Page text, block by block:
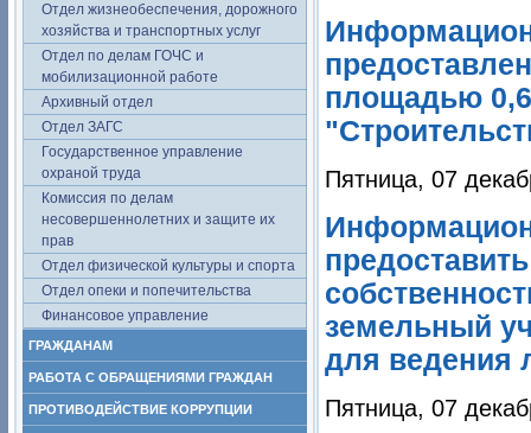
Отдел жизнеобеспечения, дорожного
хозяйства и транспортных услуг
Отдел по делам ГОЧС и
мобилизационной работе
Архивный отдел
Отдел ЗАГС
Государственное управление
охраной труда
Комиссия по делам
несовершеннолетних и защите их
прав
Отдел физической культуры и спорта
Отдел опеки и попечительства
Финансовое управление
ГРАЖДАНАМ
РАБОТА С ОБРАЩЕНИЯМИ ГРАЖДАН
ПРОТИВОДЕЙСТВИЕ КОРРУПЦИИ
площадью
Пятница, 07
земельный
для ведения
Пятница, 07